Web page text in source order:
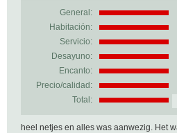
General:
Habitación:
Servicio:
Desayuno:
Encanto:
Precio/calidad:
Total:
heel netjes en alles was aanwezig. Het